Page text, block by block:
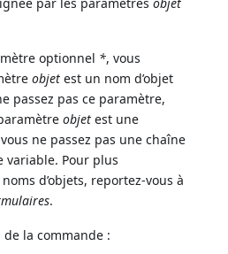
optionnel *, vous
objet est un nom d’objet
passez pas ce paramètre,
objet est une
ne passez pas une chaîne
variable. Pour plus
d’objets, reportez-vous à
.
de la commande :